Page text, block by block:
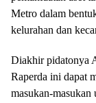
Metro dalam
kelurahan dan
Diakhir pidatonya
Raperda ini dapat
masukan-